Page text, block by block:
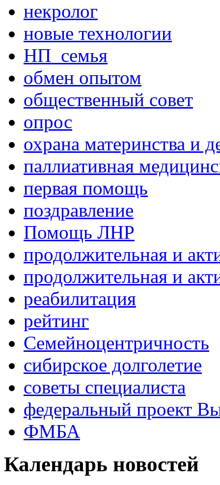
некролог
новые технологии
НП_семья
обмен опытом
общественный совет
опрос
охрана материнства и
паллиативная
первая помощь
поздравление
Помощь ЛНР
продолжительная и
продолжительная и
реабилитация
рейтинг
Семейноцентричность
сибирское долголетие
советы специалиста
федеральный проект
ФМБА
Календарь новостей